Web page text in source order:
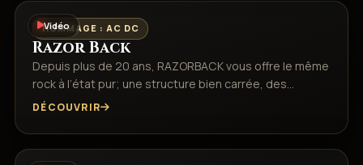
Vidéo
HOMMAGE : AC DC
Razor Back
Depuis plus de 20 ans, RAZORBACK vous offre le même
rock à l’état pur; une structure bien carrée, des…
DÉCOUVRIR